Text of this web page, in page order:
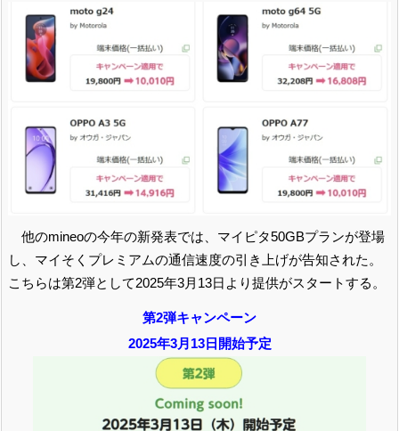
他のmineoの今年の新発表では、マイピタ50GBプランが登場
し、マイそくプレミアムの通信速度の引き上げが告知された。
こちらは第2弾として2025年3月13日より提供がスタートする。
第2弾キャンペーン
2025年3月13日開始予定